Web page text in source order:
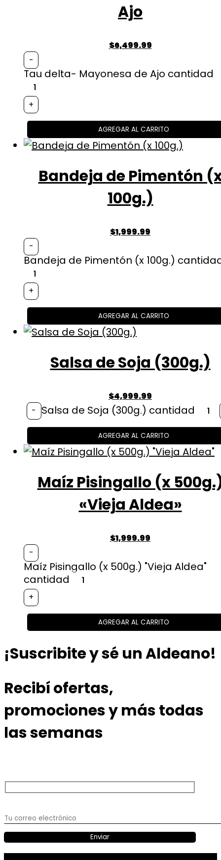
Ajo
$6,499.99
-
Tau delta- Mayonesa de Ajo cantidad
+
AGREGAR AL CARRITO
Bandeja de Pimentón
100g.)
$1,999.99
-
Bandeja de Pimentón (x 100g.)
+
AGREGAR AL CARRITO
Salsa de Soja (300g.)
$4,999.99
- Salsa de Soja (300g.) cantidad
AGREGAR AL CARRITO
Maíz Pisingallo (x
«Vieja Aldea»
$1,999.99
-
Maíz Pisingallo (x 500g.) "Vieja Aldea"
cantidad
+
AGREGAR AL CARRITO
¡Suscribite y sé un Aldeano!
Recibí ofertas,
promociones y más todas
las semanas